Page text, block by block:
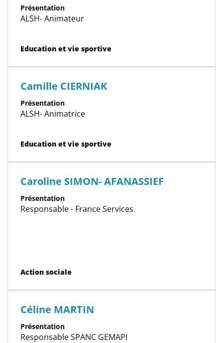
Présentation
ALSH- Animateur
Catégorie(s)
Education et vie sportive
Camille CIERNIAK
Présentation
ALSH- Animatrice
Catégorie(s)
Education et vie sportive
Caroline SIMON- AFANASSIEF
Présentation
Responsable - France Services
Catégorie(s)
Action sociale
Céline MARTIN
Présentation
Responsable SPANC GEMAPI